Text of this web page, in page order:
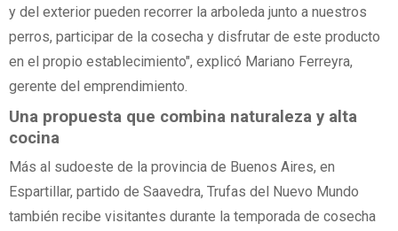
y del exterior pueden recorrer la arboleda junto a nuestros
perros, participar de la cosecha y disfrutar de este producto
en el propio establecimiento", explicó Mariano Ferreyra,
gerente del emprendimiento.
Una propuesta que combina naturaleza y alta
cocina
Más al sudoeste de la provincia de Buenos Aires, en
Espartillar, partido de Saavedra, Trufas del Nuevo Mundo
también recibe visitantes durante la temporada de cosecha